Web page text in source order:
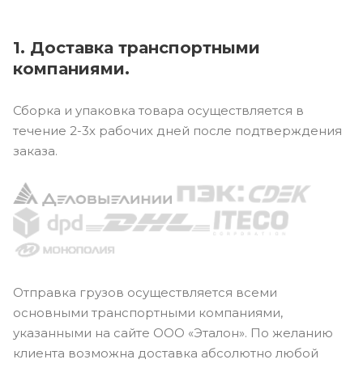
1. Доставка транспортными
компаниями.
Сборка и упаковка товара осуществляется в
течение 2-3х рабочих дней после подтверждения
заказа.
Отправка грузов осуществляется всеми
основными транспортными компаниями,
указанными на сайте ООО «Эталон». По желанию
клиента возможна доставка абсолютно любой